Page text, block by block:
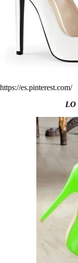
https://es.pinterest.com/
LO